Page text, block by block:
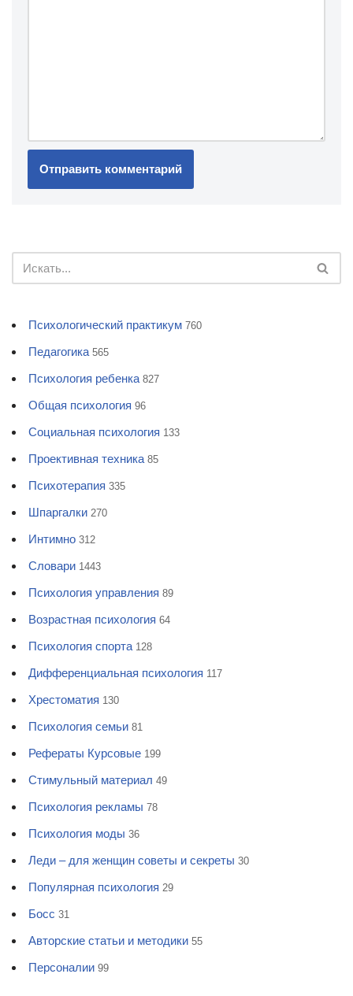
Психологический практикум 760
Педагогика 565
Психология ребенка 827
Общая психология 96
Социальная психология 133
Проективная техника 85
Психотерапия 335
Шпаргалки 270
Интимно 312
Словари 1443
Психология управления 89
Возрастная психология 64
Психология спорта 128
Дифференциальная психология 117
Хрестоматия 130
Психология семьи 81
Рефераты Курсовые 199
Стимульный материал 49
Психология рекламы 78
Психология моды 36
Леди – для женщин советы и секреты 30
Популярная психология 29
Босс 31
Авторские статьи и методики 55
Персоналии 99